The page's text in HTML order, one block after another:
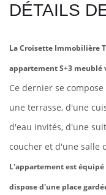
DÉTAILS
La Croisette Immobilière
appartement S+3 meublé
Ce dernier se
une terrasse, d'une
d'eau invités, d'une
coucher et d'une salle
L'appartement est
dispose d'une place